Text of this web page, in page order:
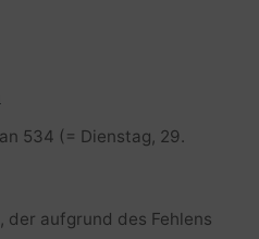
534 (= Dienstag, 29.
der aufgrund des Fehlens